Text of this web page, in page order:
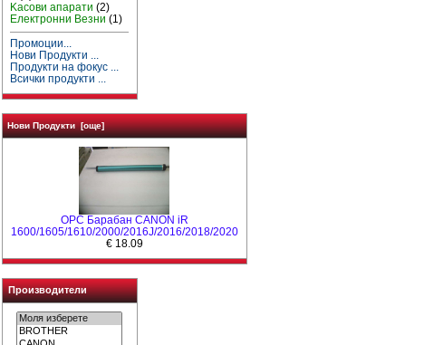
Kасови апарати (2)
Електронни Везни (1)
Промоции...
Нови Продукти ...
Продукти на фокус ...
Всички продукти ...
Нови Продукти [още]
OPC Барабан CANON iR
1600/1605/1610/2000/2016J/2016/2018/2020
€ 18.09
Производители